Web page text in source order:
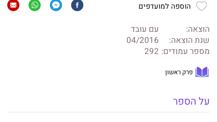
הוספה למועדפים
הוצאה:
עם עובד
שנת הוצאה:
04/2016
מספר עמודים: 292
פרק ראשון
על הספר